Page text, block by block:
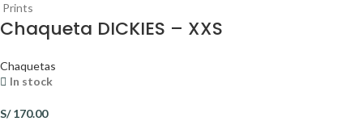
Prints
Chaqueta DICKIES – XXS
Chaquetas
In stock
S/170.00